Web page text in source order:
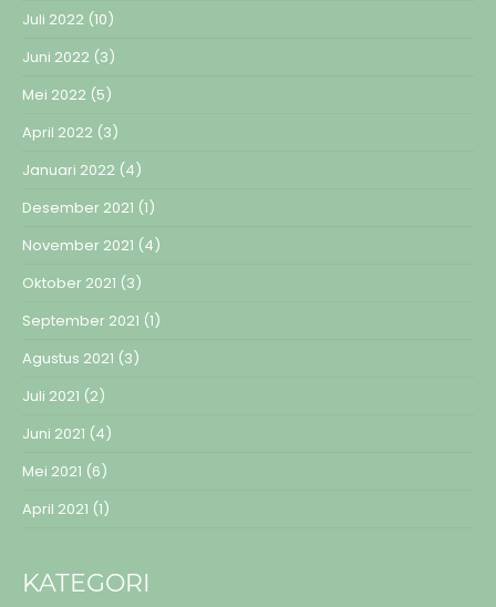
Juli 2022 (10)
Juni 2022 (3)
Mei 2022 (5)
April 2022 (3)
Januari 2022 (4)
Desember 2021 (1)
November 2021 (4)
Oktober 2021 (3)
September 2021 (1)
Agustus 2021 (3)
Juli 2021 (2)
Juni 2021 (4)
Mei 2021 (6)
April 2021 (1)
KATEGORI